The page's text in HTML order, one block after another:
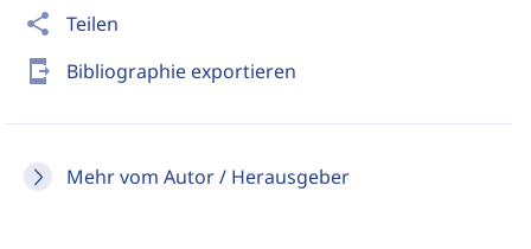
share Teilen
send_to_mobile Bibliographie exportieren
Mehr vom Autor / Herausgeber